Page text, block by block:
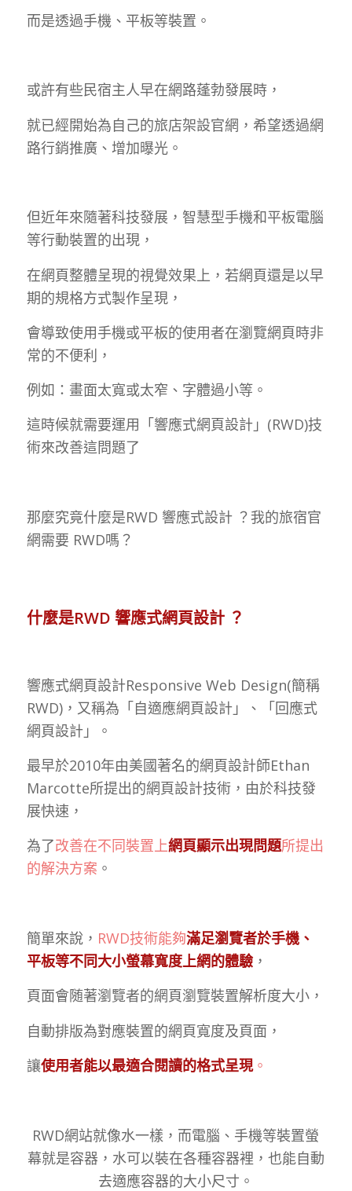
而是透過手機、平板等裝置。
或許有些民宿主人早在網路蓬勃發展時，
就已經開始為自己的旅店架設官網，希望透過網
路行銷推廣、增加曝光。
但近年來隨著科技發展，智慧型手機和平板電腦
等行動裝置的出現，
在網頁整體呈現的視覺效果上，若網頁還是以早
期的規格方式製作呈現，
會導致使用手機或平板的使用者在瀏覽網頁時非
常的不便利，
例如：畫面太寬或太窄、字體過小等。
這時候就需要運用「響應式網頁設計」(RWD)技
術來改善這問題了
那麼究竟什麼是RWD 響應式設計 ？我的旅宿官
網需要 RWD嗎？
什麼是RWD 響應式網頁設計 ？
響應式網頁設計Responsive Web Design(簡稱
RWD)，又稱為「自適應網頁設計」、「回應式
網頁設計」。
最早於2010年由美國著名的網頁設計師Ethan
Marcotte所提出的網頁設計技術，由於科技發
展快速，
為了改善在不同裝置上網頁顯示出現問題所提出
的解決方案 。
簡單來說， RWD技術能夠滿足瀏覽者於手機、
平板等不同大小螢幕寬度上網的體驗，
頁面會随著瀏覽者的網頁瀏覽裝置解析度大小，
自動排版為對應裝置的網頁寬度及頁面，
讓使用者能以最適合閱讀的格式呈現。
RWD網站就像水一樣，而電腦、手機等裝置螢
幕就是容器，水可以裝在各種容器裡， 也能自動
去適應容器的大小尺寸。